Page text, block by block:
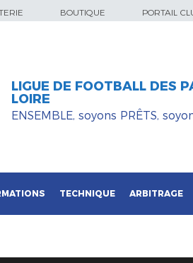
BOUTIQUE PORTAIL
LIGUE DE FOOTBALL DES
LOIRE
ENSEMBLE, soyons PRÊTS,
TECHNIQUE ARBITRAGE